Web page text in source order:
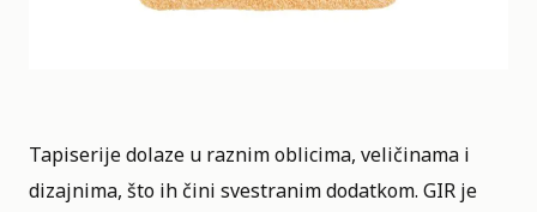
Tapiserije dolaze u raznim oblicima, veličinama i
dizajnima, što ih čini svestranim dodatkom. GIR je